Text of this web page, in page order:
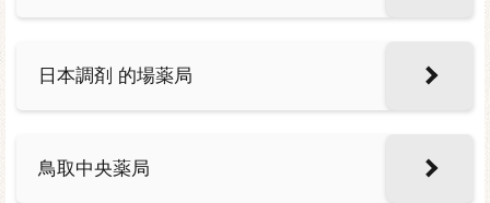
日本調剤 的場薬局
鳥取中央薬局